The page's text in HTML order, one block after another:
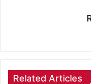
Related Articles